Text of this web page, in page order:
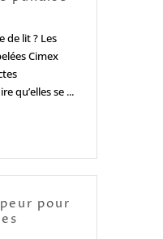
de lit ? Les
Cimex
qu’elles se ...
pour